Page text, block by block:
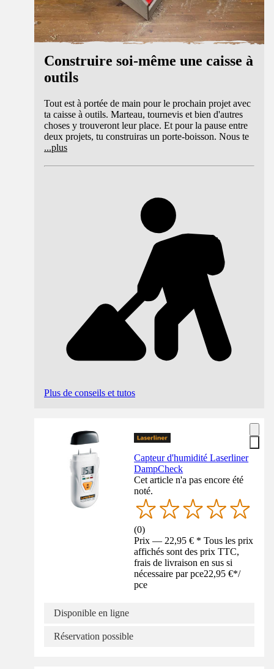
Construire soi-même une caisse à
outils
Tout est à portée de main pour le prochain projet avec
ta caisse à outils. Marteau, tournevis et bien d'autres
choses y trouveront leur place. Et pour la pause entre
deux projets, tu construiras un porte-boisson. Nous te
...plus
Plus de conseils et tutos
Capteur d'humidité Laserliner
DampCheck
Cet article n'a pas encore été
noté.
(0)
Prix — 22,95 € * Tous les prix
affichés sont des prix TTC,
frais de livraison en sus si
nécessaire par pce22,95 €*/
pce
Disponible en ligne
Réservation possible